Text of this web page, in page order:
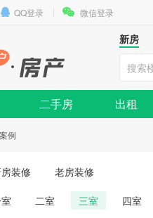
QQ登录 微信登录
新房
二手房 出租
例
装修 老房装修
二室 三室 四室